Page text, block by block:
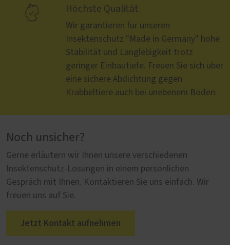
 Höchste Qualität
Wir garantieren für unseren
Insektenschutz "Made in Germany" hohe
Stabilität und Langlebigkeit trotz
geringer Einbautiefe. Freuen Sie sich über
eine sichere Abdichtung gegen
Krabbeltiere auch bei unebenem Boden.
Noch unsicher?
Gerne erläutern wir Ihnen unsere verschiedenen
Insektenschutz-Lösungen in einem persönlichen
Gespräch mit Ihnen. Kontaktieren Sie uns einfach. Wir
freuen uns auf Sie.
Jetzt Kontakt aufnehmen